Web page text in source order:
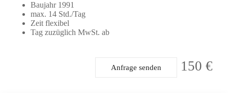
Baujahr 1991
max. 14 Std./Tag
Zeit flexibel
Tag zuzüglich MwSt. ab
Anfrage senden 150 €